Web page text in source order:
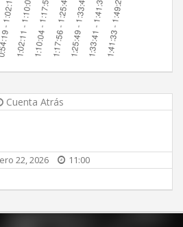
Cuenta Atrás
22, 2026 11:00